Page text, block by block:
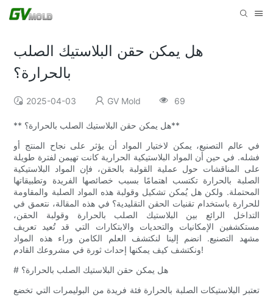
هل يمكن حقن البلاستيك الصلب
بالحرارة؟
2025-04-03 GV Mold 69
** هل يمكن حقن البلاستيك الصلب بالحرارة؟**
في عالم التصنيع، يمكن لاختيار المواد أن يؤثر على نجاح المنتج أو
فشله. في حين أن المواد البلاستيكية الحرارية كانت تهيمن لفترة طويلة
على المناقشات حول عملية القولبة بالحقن، فإن المواد البلاستيكية
الصلبة بالحرارة تكتسب اهتمامًا بسبب خصائصها الفريدة وتطبيقاتها
المحتملة. ولكن هل يُمكن تشكيل وقولبة هذه المواد الصلبة والمقاومة
للحرارة باستخدام تقنيات الحقن التقليدية؟ في هذه المقالة، نتعمق في
التداخل الرائع بين البلاستيك الصلب بالحرارة وقولبة الحقن،
مستكشفين الإمكانيات والتحديات والابتكارات التي قد تُعيد تعريف
مشهد التصنيع. انضم إلينا لنكتشف العلم الكامن وراء هذه المواد
ونكتشف كيف يمكنها إحداث ثورة في مشروعك القادم!
# هل يمكن حقن البلاستيك الصلب بالحرارة؟
تعتبر البلاستيكات الصلبة بالحرارة فئة فريدة من البوليمرات التي تخضع